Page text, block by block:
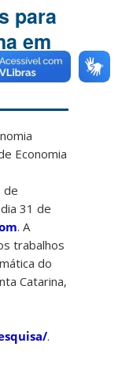
para
em
Economia
de
31 de
. A
trabalhos
do
Catarina,
.